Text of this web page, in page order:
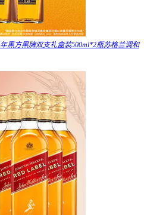
黑方黑牌双支礼盒装500ml*2瓶苏格兰调和